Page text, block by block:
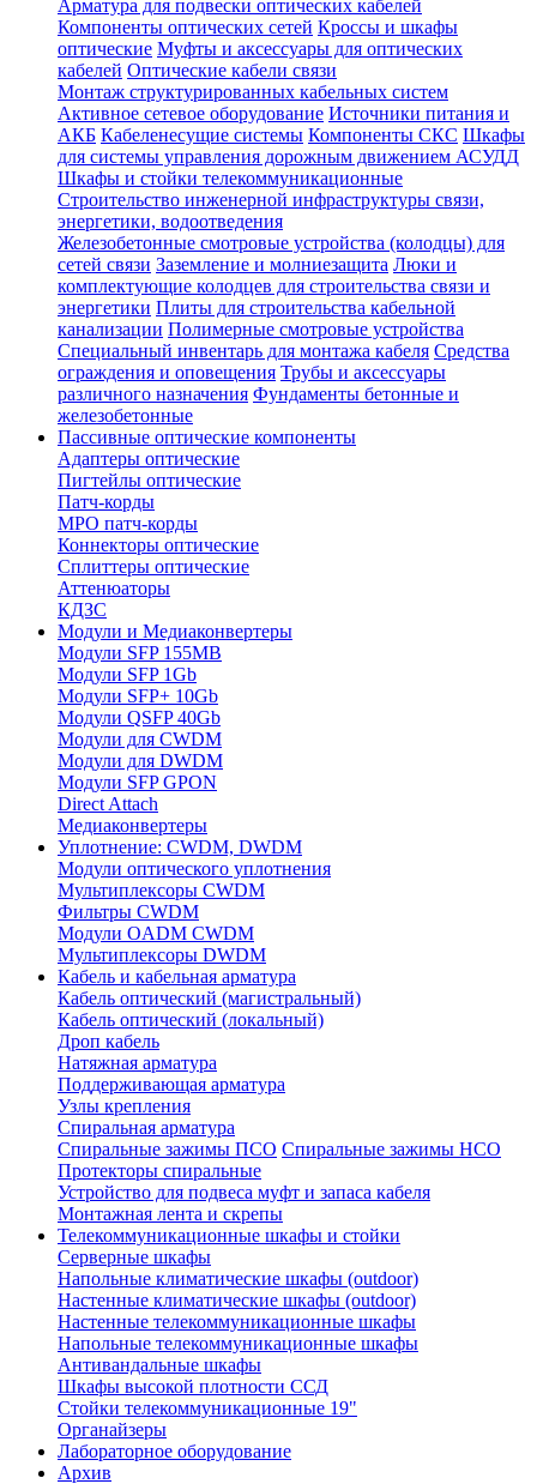
Арматура для подвески оптических кабелей
Компоненты оптических сетей Кроссы и шкафы
оптические Муфты и аксессуары для оптических
кабелей Оптические кабели связи
Монтаж структурированных кабельных систем
Активное сетевое оборудование Источники питания и
АКБ Кабеленесущие системы Компоненты СКС Шкафы
для системы управления дорожным движением АСУДД
Шкафы и стойки телекоммуникационные
Строительство инженерной инфраструктуры связи,
энергетики, водоотведения
Железобетонные смотровые устройства (колодцы) для
сетей связи Заземление и молниезащита Люки и
комплектующие колодцев для строительства связи и
энергетики Плиты для строительства кабельной
канализации Полимерные смотровые устройства
Специальный инвентарь для монтажа кабеля Средства
ограждения и оповещения Трубы и аксессуары
различного назначения Фундаменты бетонные и
железобетонные
Пассивные оптические компоненты
Адаптеры оптические
Пигтейлы оптические
Патч-корды
MPO патч-корды
Коннекторы оптические
Сплиттеры оптические
Аттенюаторы
КДЗС
Модули и Медиаконвертеры
Модули SFP 155MB
Модули SFP 1Gb
Модули SFP+ 10Gb
Модули QSFP 40Gb
Модули для CWDM
Модули для DWDM
Модули SFP GPON
Direct Attach
Медиаконвертеры
Уплотнение: CWDM, DWDM
Модули оптического уплотнения
Мультиплексоры CWDM
Фильтры CWDM
Модули OADM CWDM
Мультиплексоры DWDM
Кабель и кабельная арматура
Кабель оптический (магистральный)
Кабель оптический (локальный)
Дроп кабель
Натяжная арматура
Поддерживающая арматура
Узлы крепления
Спиральная арматура
Спиральные зажимы ПСО Спиральные зажимы НСО
Протекторы спиральные
Устройство для подвеса муфт и запаса кабеля
Монтажная лента и скрепы
Телекоммуникационные шкафы и стойки
Серверные шкафы
Напольные климатические шкафы (outdoor)
Настенные климатические шкафы (outdoor)
Настенные телекоммуникационные шкафы
Напольные телекоммуникационные шкафы
Антивандальные шкафы
Шкафы высокой плотности ССД
Стойки телекоммуникационные 19"
Органайзеры
Лабораторное оборудование
Архив